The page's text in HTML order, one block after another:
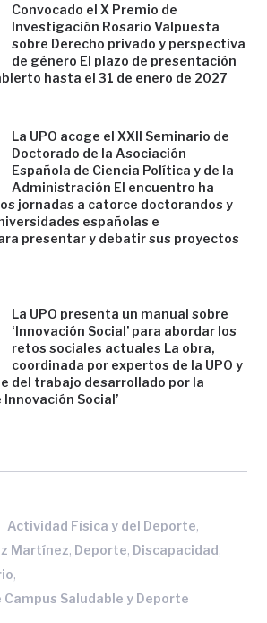
Convocado el X Premio de
Investigación Rosario Valpuesta
sobre Derecho privado y perspectiva
de género El plazo de presentación
hasta el 31 de enero de 2027
La UPO acoge el XXII Seminario de
Doctorado de la Asociación
Española de Ciencia Política y de la
Administración El encuentro ha
jornadas a catorce doctorandos y
españolas e
presentar y debatir sus proyectos
La UPO presenta un manual sobre
‘Innovación Social’ para abordar los
retos sociales actuales La obra,
coordinada por expertos de la UPO y
del trabajo desarrollado por la
Innovación Social’
Actividad Física y del Deporte,
Martínez, Deporte, Discapacidad,
,
Saludable y Deporte